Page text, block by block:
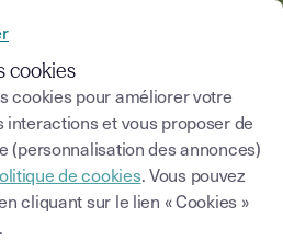
Saisissez un terme
cookies
cookies pour améliorer votre
et vous proposer de
(personnalisation des annonces)
de cookies. Vous pouvez
cliquant sur le lien « Cookies »